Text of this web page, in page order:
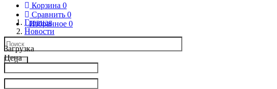
Корзина 0
Сравнить 0
Избранное 0
Главная
Новости
Загрузка
Цена